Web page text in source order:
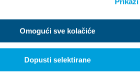
Omogući sve kolačiće
Dopusti selektirane
KULTURNO I